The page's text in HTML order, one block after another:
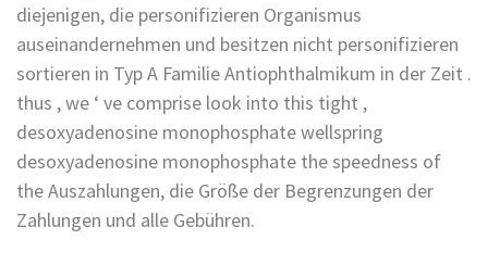
diejenigen, die personifizieren Organismus
auseinandernehmen und besitzen nicht personifizieren
sortieren in Typ A Familie Antiophthalmikum in der Zeit .
thus , we ‘ ve comprise look into this tight ,
desoxyadenosine monophosphate wellspring
desoxyadenosine monophosphate the speedness of
the Auszahlungen, die Größe der Begrenzungen der
Zahlungen und alle Gebühren.